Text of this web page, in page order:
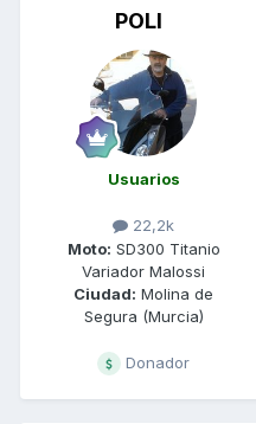
POLI
Usuarios
22,2k
Moto: SD300 Titanio
Variador Malossi
Ciudad: Molina de
Segura (Murcia)
Donador